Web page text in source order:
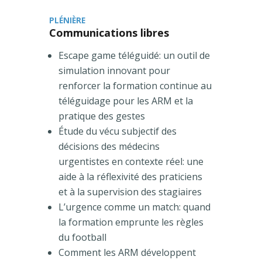
PLÉNIÈRE
Communications libres
Escape game téléguidé: un outil de
simulation innovant pour
renforcer la formation continue au
téléguidage pour les ARM et la
pratique des gestes
Étude du vécu subjectif des
décisions des médecins
urgentistes en contexte réel: une
aide à la réflexivité des praticiens
et à la supervision des stagiaires
L’urgence comme un match: quand
la formation emprunte les règles
du football
Comment les ARM développent